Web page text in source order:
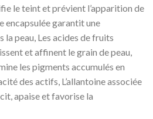
le teint et prévient l’apparition de
encapsulée garantit une
peau, Les acides de fruits
et affinent le grain de peau,
les pigments accumulés en
des actifs, L’allantoine associée
apaise et favorise la